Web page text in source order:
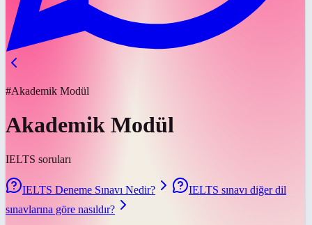
#Akademik Modül
Akademik Modül
IELTS soruları
IELTS Deneme Sınavı Nedir?
IELTS sınavı diğer dil
sınavlarına göre nasıldır?